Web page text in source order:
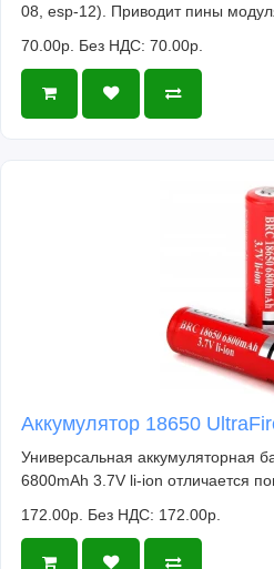
08, esp-12). Приводит пины
70.00р. Без НДС: 70.00р.
Аккумулятор 18650
Универсальная аккумуляторная
6800mAh 3.7V li-ion отличается
172.00р. Без НДС: 172.00р.